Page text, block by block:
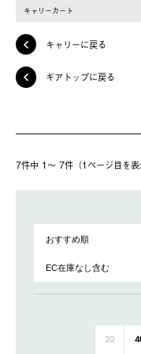
キャリーカート
キャリーに戻る
ギアトップに戻る
7件中 1〜 7件（1ページ⽬を表
20